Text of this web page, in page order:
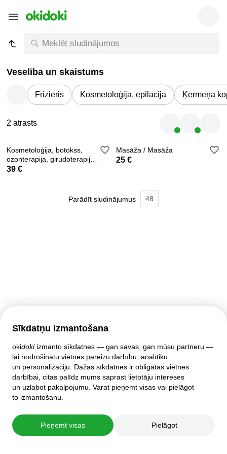
Veselība un skaistums
Frizieris Kosmetoloģija, epilācija Ķermeņa
2 atrasts
Kosmetoloģija, botokss,
ozonterapija, girudoterapija,
hidžama
39 €
Masāža / Masāža
25 €
Parādīt sludinājumus 48
Sīkdatņu izmantošana
okidokiizmanto sīkdatnes — gan savas, gan mūsu partneru —
lai nodrošinātu vietnes pareizu darbību, analītiku
un personalizāciju. Dažas sīkdatnes ir obligātas vietnes
darbībai, citas palīdz mums saprast lietotāju intereses
un uzlabot pakalpojumu. Varat pieņemt visas vai pielāgot
to izmantošanu.
Pieņemt visas Pielāgot
Klientu atbalsts
Palīdzība
Politika un līgumi
Privātuma iestatījumi
Pilnā mājas lapas versija
© 2007–2026 oki